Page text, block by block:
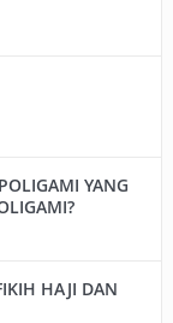
YANG
HAJI DAN